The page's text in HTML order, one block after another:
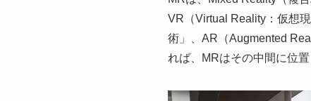
VR（Virtual Reality：仮想
術」、AR（Augmented
れば、MRはその中間に位置